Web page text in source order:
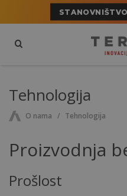
STANOVNIŠTVO
Tehnologija
O nama Tehnologija
Proizvodnja
Prošlost